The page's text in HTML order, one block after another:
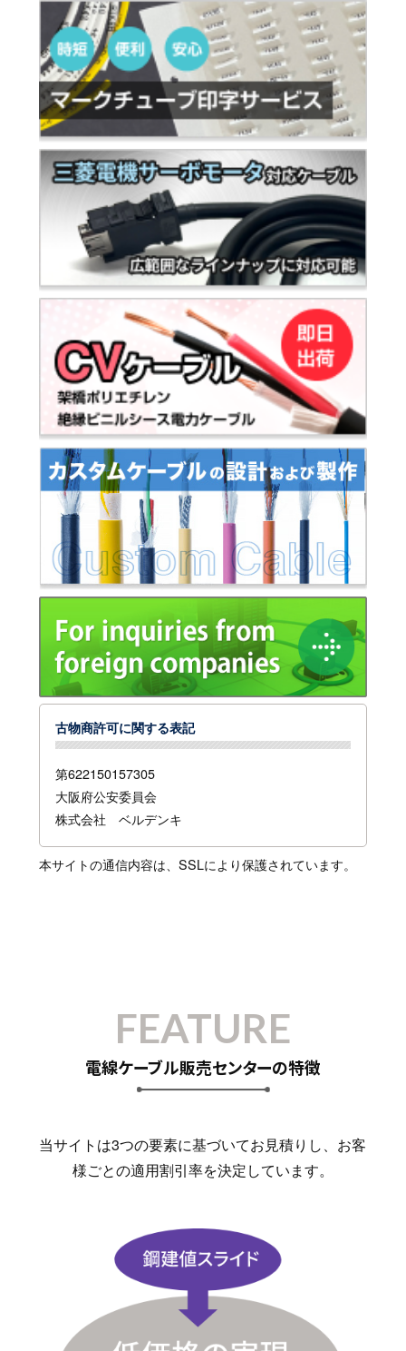
古物商許可に関する表記
第622150157305
大阪府公安委員会
株式会社 ベルデンキ
本サイトの通信内容は、SSLにより保護されています。
FEATURE
電線ケーブル販売センターの特徴
当サイトは3つの要素に基づいてお見積りし、お客
様ごとの適用割引率を決定しています。